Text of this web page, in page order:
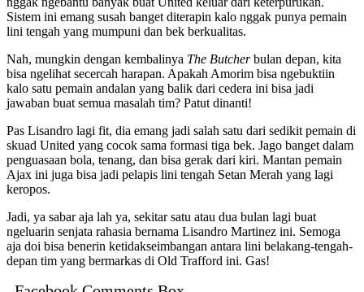
Sistem ini emang susah banget diterapin kalo nggak punya pemain
lini tengah yang mumpuni dan bek berkualitas.
Nah, mungkin dengan kembalinya The Butcherbulan depan, kita
bisa ngelihat secercah harapan. Apakah Amorim bisa ngebuktiin
kalo satu pemain andalan yang balik dari cedera ini bisa jadi
jawaban buat semua masalah tim? Patut dinanti!
Pas Lisandro lagi fit, dia emang jadi salah satu dari sedikit pemain di
skuad United yang cocok sama formasi tiga bek. Jago banget dalam
penguasaan bola, tenang, dan bisa gerak dari kiri. Mantan pemain
Ajax ini juga bisa jadi pelapis lini tengah Setan Merah yang lagi
keropos.
Jadi, ya sabar aja lah ya, sekitar satu atau dua bulan lagi buat
ngeluarin senjata rahasia bernama Lisandro Martinez ini. Semoga
aja doi bisa benerin ketidakseimbangan antara lini belakang-tengah-
depan tim yang bermarkas di Old Trafford ini. Gas!